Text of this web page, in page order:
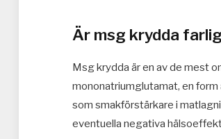
Är msg krydda
Msg krydda är en av de mest
mononatriumglutamat, en
som smakförstärkare i
eventuella negativa